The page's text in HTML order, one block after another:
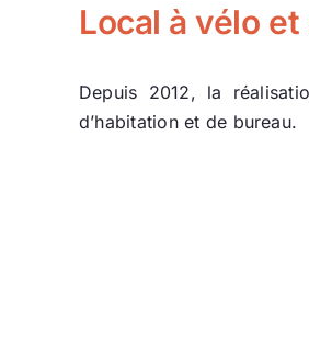
Local à vélo
Depuis 2012, la
d’habitation et de bureau.